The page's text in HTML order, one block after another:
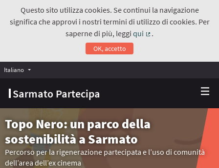
Questo sito utilizza cookies. Se continui la navigazione
significa che approvi i nostri termini di utilizzo di cookies. Per
saperne di più, leggiqui
.
OK, accetto
Sarmato Partecipa
Italiano Choose language
Topo Nero: un parco della
sostenibilità a Sarmato
Percorso per la rigenerazione partecipata e l’uso di comunità
dell’area dell’ex cinema